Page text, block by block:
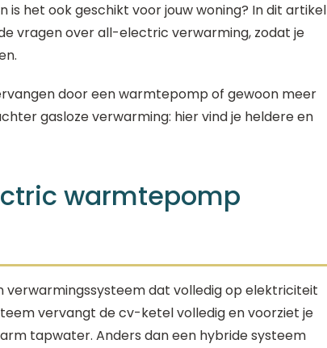
is het ook geschikt voor jouw woning? In dit artikel
vragen over all-electric verwarming, zodat je
door een warmtepomp of gewoon meer
gasloze verwarming: hier vind je heldere en
warmtepomp
dat volledig op elektriciteit
vervangt de cv-ketel volledig en voorziet je
tapwater. Anders dan een hybride systeem